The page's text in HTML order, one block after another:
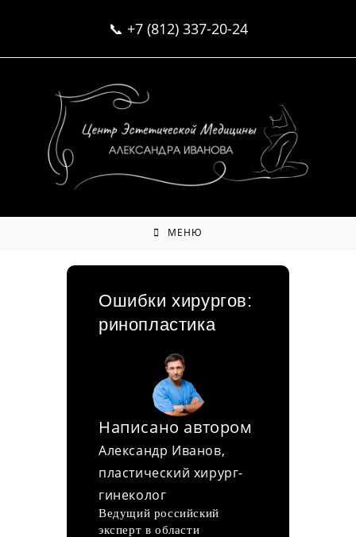
📞 +7 (812) 337-20-24
МЕНЮ
Ошибки хирургов:
ринопластика
Написано автором
Александр Иванов,
пластический хирург-
гинеколог
Ведущий российский
эксперт в области